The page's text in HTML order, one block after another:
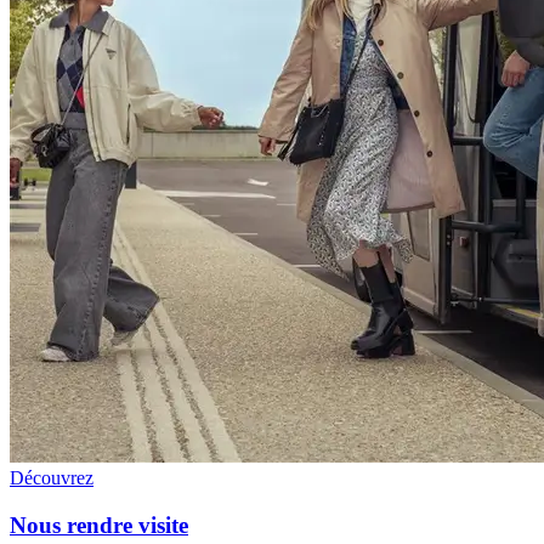
Découvrez
Nous rendre visite